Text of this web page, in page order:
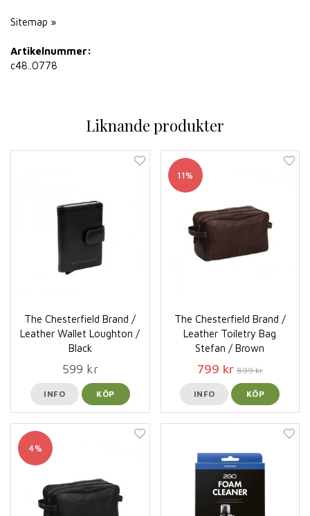
Sitemap »
Artikelnummer:
c48..0778
Liknande produkter
The Chesterfield Brand /
Leather Wallet Loughton /
Black
599 kr
INFO KÖP
11%
The Chesterfield Brand /
Leather Toiletry Bag
Stefan / Brown
799 kr 899 kr
INFO KÖP
4%